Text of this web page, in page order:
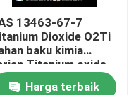
13463-67-7
Dioxide O2Ti
baku kimia
Titanium oxide
powder
Harga terbaik